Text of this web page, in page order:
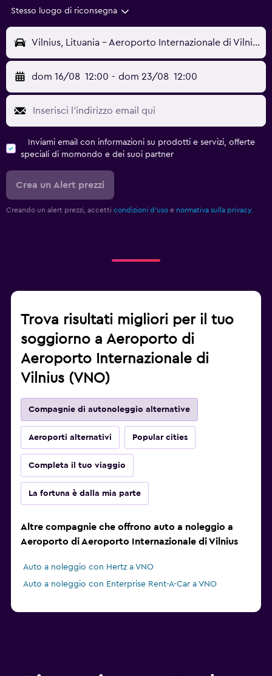
Stesso luogo di riconsegna
Vilnius, Lituania - Aeroporto Internazionale di Vilnius (VNO)
dom 16/08 12:00 - dom 23/08 12:00
Inviami email con informazioni su prodotti e servizi, offerte
speciali di momondo e dei suoi partner
Crea un Alert prezzi
Creando un alert prezzi, accetti condizioni d'uso e normativa sulla privacy.
Trova risultati migliori per il tuo
soggiorno a Aeroporto di
Aeroporto Internazionale di
Vilnius (VNO)
Compagnie di autonoleggio alternative
Aeroporti alternativi Popular cities
Completa il tuo viaggio
La fortuna è dalla mia parte
Altre compagnie che offrono auto a noleggio a
Aeroporto di Aeroporto Internazionale di Vilnius
Auto a noleggio con Hertz a VNO
Auto a noleggio con Enterprise Rent-A-Car a VNO